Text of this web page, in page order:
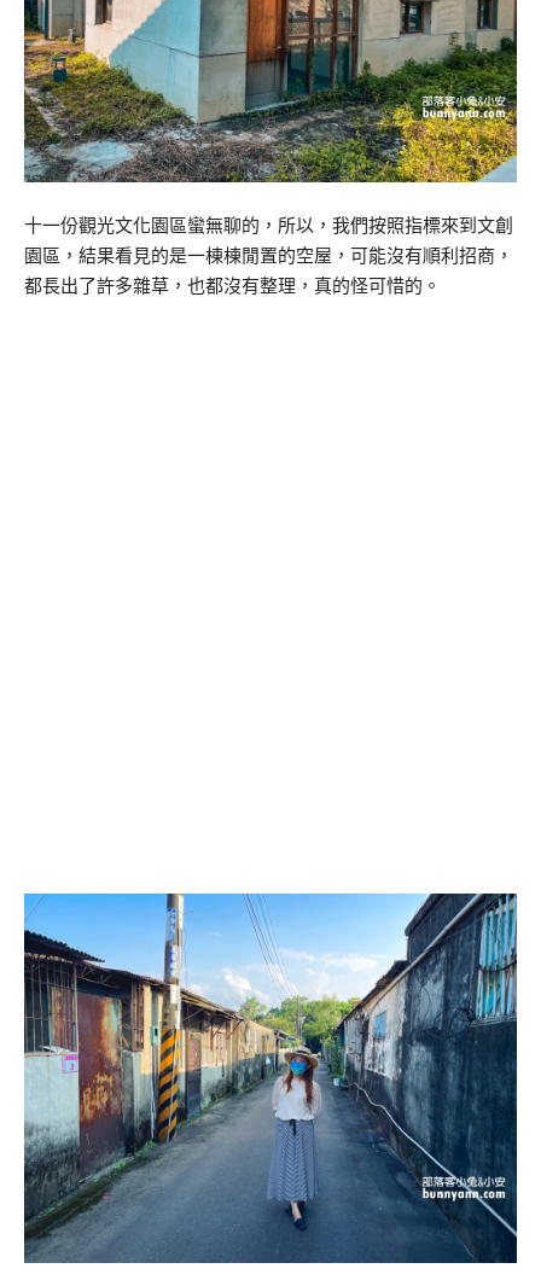
十一份觀光文化園區蠻無聊的，所以，我們按照指標來到文創
園區，結果看見的是一棟棟閒置的空屋，可能沒有順利招商，
都長出了許多雜草，也都沒有整理，真的怪可惜的。